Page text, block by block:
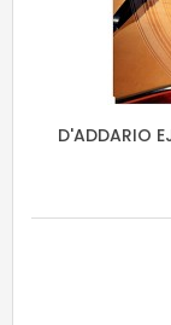
D'ADDARIO